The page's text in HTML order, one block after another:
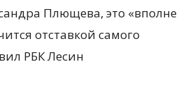
Плющева, это «вполне
отставкой самого
РБК Лесин